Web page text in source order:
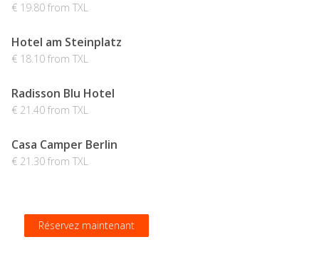
€ 19.80 from TXL
Réservez maintenant
Hotel am Steinplatz
€ 18.10 from TXL
Réservez maintenant
Radisson Blu Hotel
€ 21.40 from TXL
Réservez maintenant
Casa Camper Berlin
€ 21.30 from TXL
Réservez maintenant